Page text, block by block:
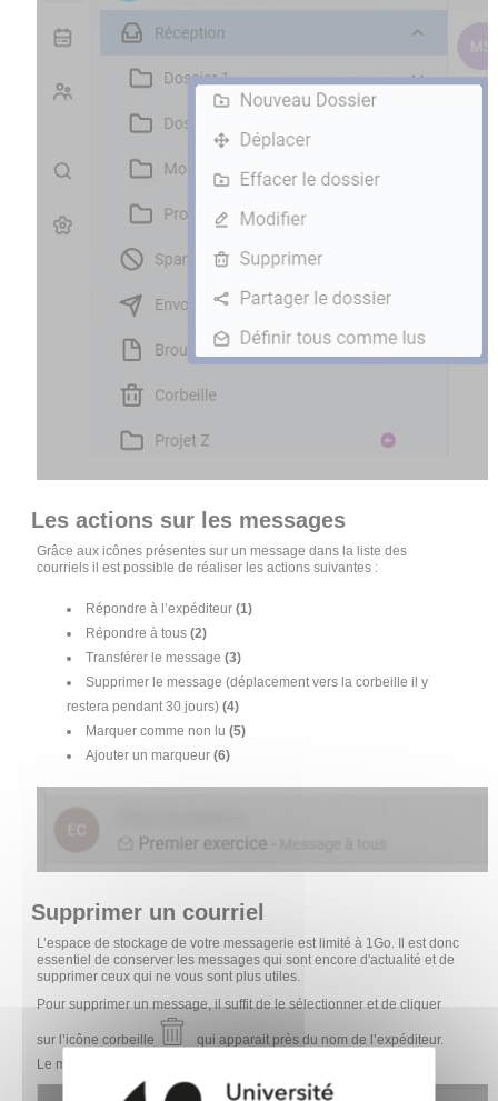
Les actions sur les messages
Grâce aux icônes présentes sur un message dans la liste des
courriels il est possible de réaliser les actions suivantes :
Répondre à l’expéditeur(1)
Répondre à tous (2)
Transférer le message(3)
Supprimer le message (déplacement vers la corbeille il y
restera pendant 30 jours)(4)
Marquer comme non lu (5)
Ajouter un marqueur(6)
Supprimer un courriel
L’espace de stockage de votre messagerie est limité à 1Go. Il est donc
essentiel de conserver les messages qui sont encore d'actualité et de
supprimer ceux qui ne vous sont plus utiles.
Pour supprimer un message, il suffit de le sélectionner et de cliquer
sur l’icône corbeille
qui apparait près du nom de l’expéditeur.
Le message est alors déplacé dans la corbeille.